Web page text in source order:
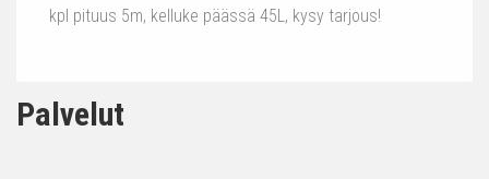
kpl pituus 5m, kelluke päässä 45L, kysy tarjous!
Palvelut